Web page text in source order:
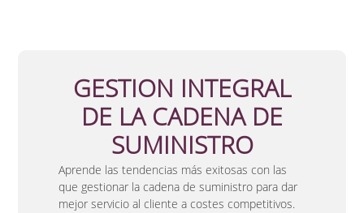
GESTION INTEGRAL
DE LA CADENA DE
SUMINISTRO
Aprende las tendencias más exitosas con las
que gestionar la cadena de suministro para dar
mejor servicio al cliente a costes competitivos.